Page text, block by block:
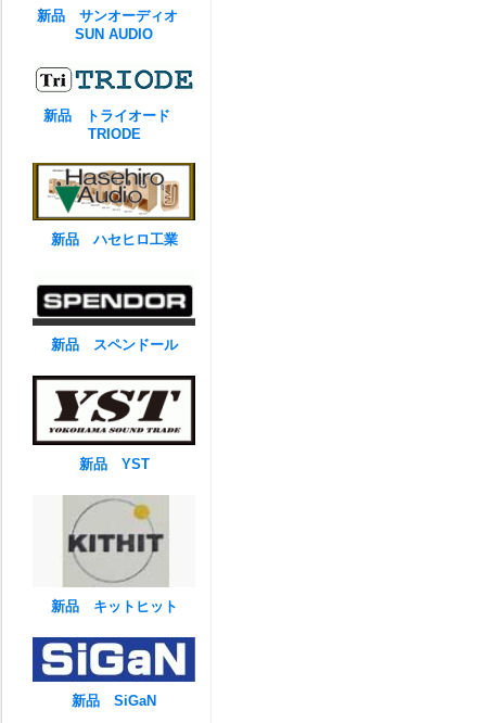
新品 サンオーディオ
SUN AUDIO
新品 トライオード
TRIODE
新品 ハセヒロ工業
新品 スペンドール
新品 YST
新品 キットヒット
新品 SiGaN